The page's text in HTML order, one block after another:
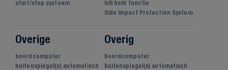
start/stop systeem
hill hold functie
Side Impact Protection System
Overige
boordcomputer
buitenspiegel(s) automatisch
Overig
boordcomputer
buitenspiegel(s) automatisch